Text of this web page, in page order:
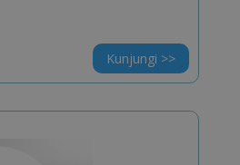
Kunjungi >>